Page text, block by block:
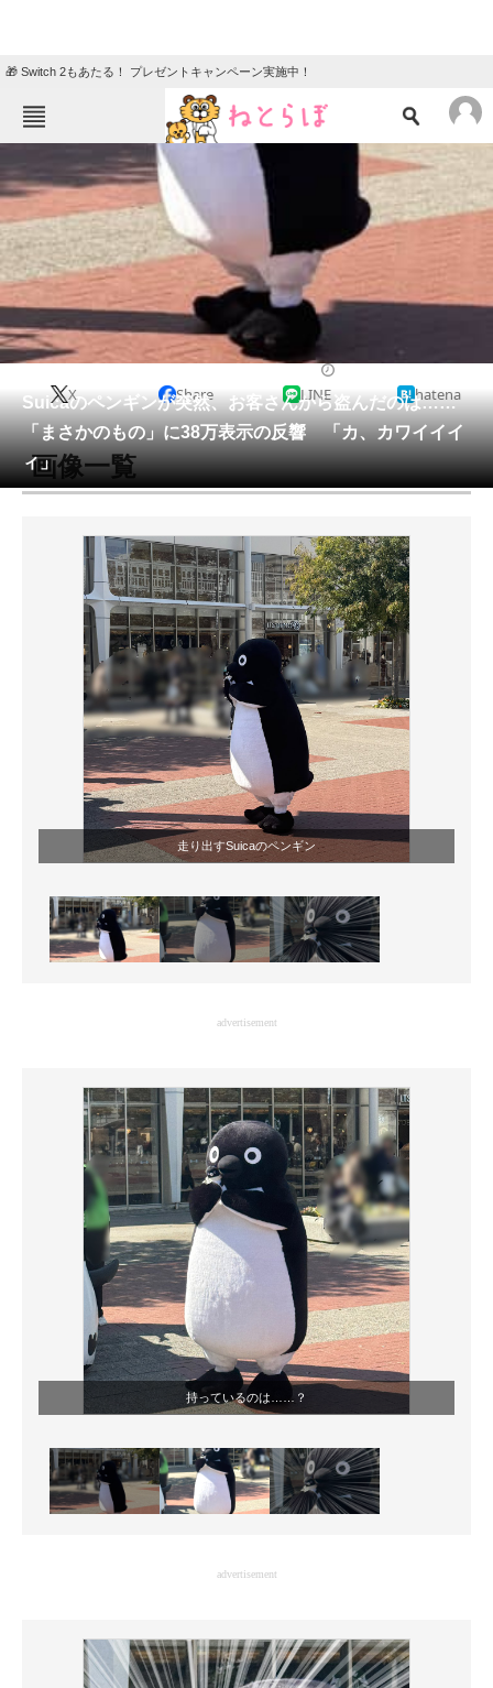
🎁 Switch 2もあたる！ プレゼントキャンペーン実施中！
ねとらぼメニュー
TOP ニュース
エンタメ クイズ
グルメ 地域
住まい 教育・育児
動物 リサーチ
会員記事
メディア
注目記事を集めた総合ページ
ITの今と未来を見通す
スマホと通信の最新トレンド
進化するPCとデバイスの未来
好きが集まる 比べて選べる
ビジネスと働き方のヒント
AI活用のいまが分かる
企業ITのトレンドを詳説
マーケ×ITの今がよく分かる
ITエンジニア向け専門サイト
製造業のIT導入・活用を支援
モノづくり技術者専門サイト
エレクトロニクス専門サイト
電子設計の基本と応用
エネルギーの専門メディア
建設×テクノロジーの最前線
ちょっと気になるネットの話題
Suicaのペンギンが突然、お客さんから盗んだのは……
「まさかのもの」に38万表示の反響 「カ、カワイイイ
ィ」
X Share LINE hatena
画像一覧
走り出すSuicaのペンギン
advertisement
持っているのは……？
advertisement